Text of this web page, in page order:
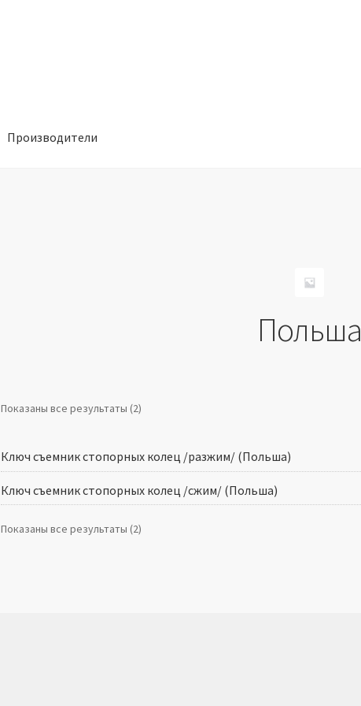
Производители
Польша
Показаны все результаты (2)
Ключ съемник стопорных колец /разжим/ (Польша)
Ключ съемник стопорных колец /сжим/ (Польша)
Показаны все результаты (2)